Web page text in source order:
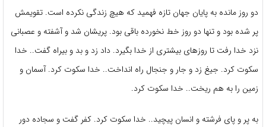
دو روز مانده به پایان جهان تازه فهمید که هیچ زندگی نکرده است. تقویمش
پر شده بود و تنها دو روز خط نخورده باقی بود. پریشان شد و آشفته و عصبانی
نزد خدا رفت تا روزهای بیشتری از خدا بگیرد. داد زد و بد و بیراه گفت.. خدا
سکوت کرد. جیغ زد و جار و جنجال راه انداخت.. خدا سکوت کرد. آسمان و
زمین را به هم ریخت.. خدا سکوت کرد.
به پر و پای فرشته‌ و انسان پیچید.. خدا سکوت کرد. کفر گفت و سجاده دور